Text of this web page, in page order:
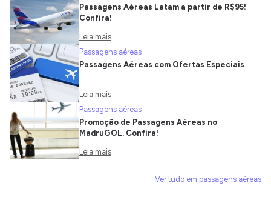
Passagens Aéreas Latam a partir de R$95!
Confira!
Leia mais
Passagens aéreas
Passagens Aéreas com Ofertas Especiais
Leia mais
Passagens aéreas
Promoção de Passagens Aéreas no
MadruGOL. Confira!
Leia mais
Ver tudo em passagens aéreas